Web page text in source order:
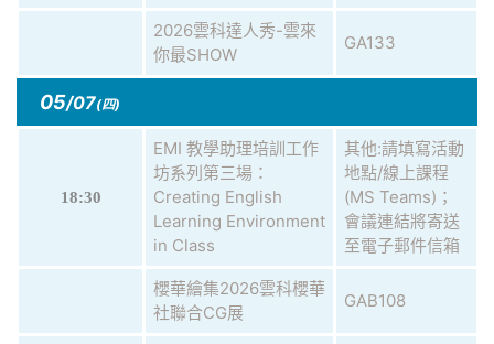
2026雲科達人秀-雲來
你最SHOW
GA133
05/07(四)
18:30
EMI 教學助理培訓工作
坊系列第三場：
Creating English
Learning Environment
in Class
其他:請填寫活動
地點/線上課程
(MS Teams)；
會議連結將寄送
至電子郵件信箱
櫻華繪集2026雲科櫻華
社聯合CG展
GAB108